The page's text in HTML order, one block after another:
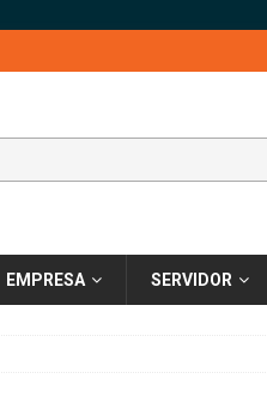
EMPRESA SERVIDOR